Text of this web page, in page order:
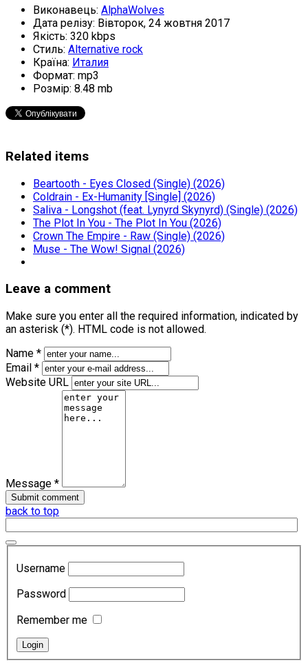
Виконавець: AlphaWolves
Дата релізу: Вівторок, 24 жовтня 2017
Якість: 320 kbps
Стиль: Alternative rock
Країна: Италия
Формат: mp3
Розмір: 8.48 mb
Related items
Beartooth - Eyes Closed (Single) (2026)
Coldrain - Ex-Humanity [Single] (2026)
Saliva - Longshot (feat. Lynyrd Skynyrd) (Single) (2026)
The Plot In You - The Plot In You (2026)
Crown The Empire - Raw (Single) (2026)
Muse - The Wow! Signal (2026)
Leave a comment
Make sure you enter all the required information, indicated by
an asterisk (*). HTML code is not allowed.
Name *
Email *
Website URL
Message *
back to top
Username
Password
Remember me